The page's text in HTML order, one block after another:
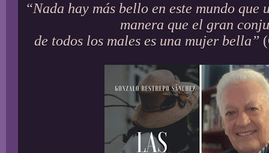
“Nada hay más bello en este mundo que
manera que el gran
de todos los males es una mujer bella”